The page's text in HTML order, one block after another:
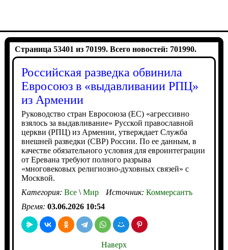
Страница 53401 из 70199. Всего новостей: 701990.
Российская разведка обвинила
Евросоюз в «выдавливании РПЦ»
из Армении
Руководство стран Евросоюза (ЕС) «агрессивно
взялось за выдавливание» Русской православной
церкви (РПЦ) из Армении, утверждает Служба
внешней разведки (СВР) России. По ее данным, в
качестве обязательного условия для евроинтеграции
от Еревана требуют полного разрыва
«многовековых религиозно-духовных связей» с
Москвой.
Категория: Все\Мир Источник: Коммерсантъ
Время: 03.06.2026 10:54
Наверх